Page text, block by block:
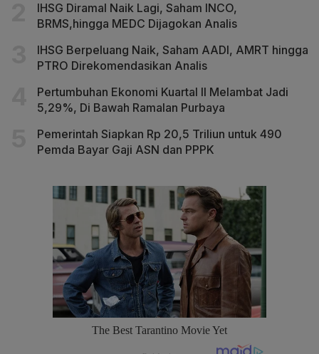
IHSG Diramal Naik Lagi, Saham INCO,
BRMS,hingga MEDC Dijagokan Analis
IHSG Berpeluang Naik, Saham AADI, AMRT hingga
PTRO Direkomendasikan Analis
Pertumbuhan Ekonomi Kuartal II Melambat Jadi
5,29%, Di Bawah Ramalan Purbaya
Pemerintah Siapkan Rp 20,5 Triliun untuk 490
Pemda Bayar Gaji ASN dan PPPK